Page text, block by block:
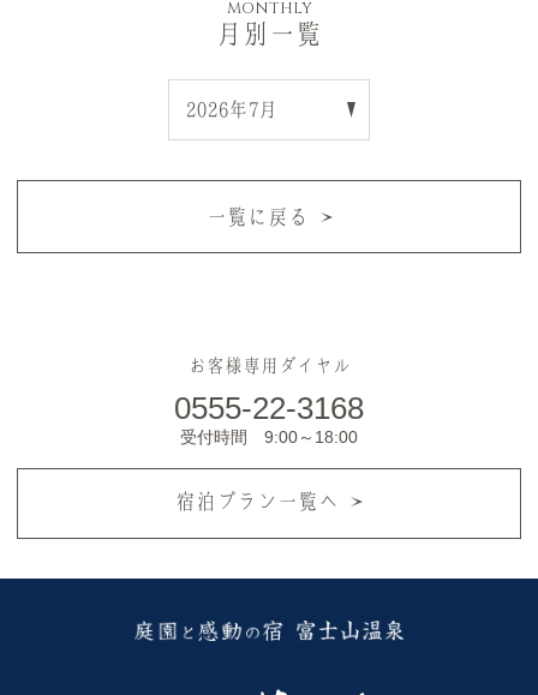
MONTHLY
月別一覧
一覧に戻る
お客様専用ダイヤル
0555-22-3168
受付時間 9:00～18:00
宿泊プラン一覧へ